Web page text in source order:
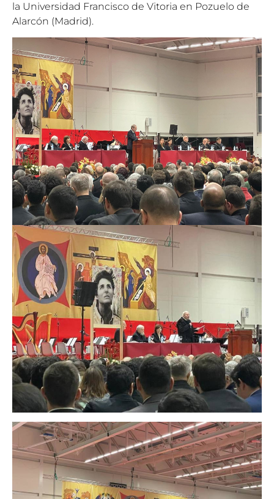
la Universidad Francisco de Vitoria en Pozuelo de
Alarcón (Madrid).